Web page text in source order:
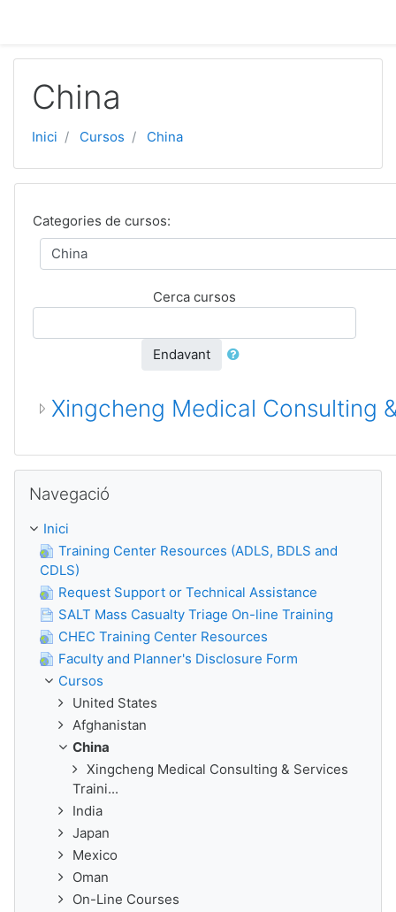
China
Inici Cursos China
Categories de cursos:
Cerca cursos
Endavant
Xingcheng Medical Consulting
Navegació
Inici
Training Center Resources (ADLS, BDLS and
CDLS)
Request Support or Technical Assistance
SALT Mass Casualty Triage On-line Training
CHEC Training Center Resources
Faculty and Planner's Disclosure Form
Cursos
United States
Afghanistan
China
Xingcheng Medical Consulting & Services
Traini...
India
Japan
Mexico
Oman
On-Line Courses